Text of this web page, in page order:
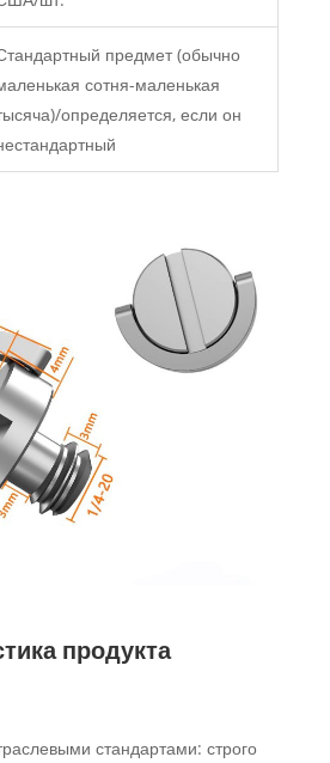
предмет (обычно
сотня-маленькая
определяется, если он
продукта
стандартами: строго